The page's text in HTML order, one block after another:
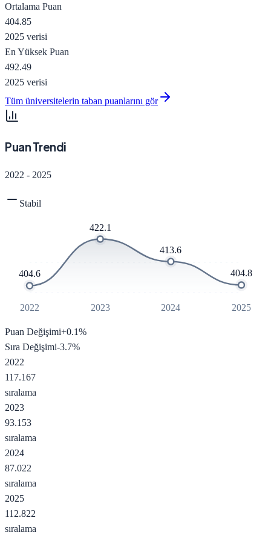
Ortalama Puan
404.85
2025 verisi
En Yüksek Puan
492.49
2025 verisi
Tüm üniversitelerin taban puanlarını gör
Puan Trendi
2022 - 2025
Stabil
404.6
2022
422.1
2023
413.6
2024
404.8
2025
Puan Değişimi+0.1%
Sıra Değişimi-3.7%
2022
117.167
sıralama
2023
93.153
sıralama
2024
87.022
sıralama
2025
112.822
sıralama